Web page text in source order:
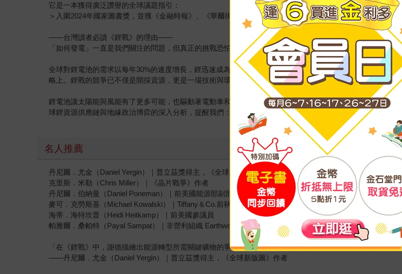
它是一本獲得廣泛讚譽的全球議題指引：
＞入圍2024年國家圖書獎，並獲《金融時報》、《華爾街日報》、《財星》等媒體高度評價。
——台灣讀者必讀《鋰戰》的理由——
「如何發電」一直是我們關注的問題，但真正的挑戰恐怕是「儲電」！
全球對鋰電池的需求以每年30%的速度增長，鋰迅速成為新能源革命的核心資源。中國掌握完整供應鏈，澳
略上。鋰戰的競爭已不僅是開採資源，更是一場技術與環境代價的較量。而台灣的角色呢？在這場洗牌的過
鋰電池讓太陽能與風能有了更多可能，也驅動著電動車和儲能系統成為能源市場的未來核心。儲電技術的突
球鋰資源供應鏈與地緣政治博弈的深入分析，提醒我們：在能源革命中，供應鏈安全與技術創新不僅是全球議
名人推薦
丹尼爾．尤金（Daniel Yergin）｜普立茲獎得主，《全球新版圖》作者
克里斯．米勒（Chris Miller）｜《晶片戰爭》作者
丹尼爾．伯納曼（Daniel Poneman）｜前美國能源部副部長
麥可．克勞斯基（Michael Kowalski）｜Tiffany＆Co.前執行長暨董事長
海蒂．海特坎普（Heidi Heitkamp）｜前美國參議員
帕雅爾．桑帕特（Payal Sampat）｜非營利組織 Earthworks 採礦政策負責人
「在《鋰戰》中，謝德描繪出能源轉型所需關鍵礦物的爭奪輪廓。他將報導的堅韌與敘事的敏銳結合，捕捉了
——丹尼爾．尤金（Daniel Yergin）｜普立茲獎得主，《全球新版圖》作者